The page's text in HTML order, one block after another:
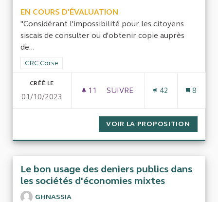
EN COURS D'ÉVALUATION
"Considérant l'impossibilité pour les citoyens
siscais de consulter ou d'obtenir copie auprès
de...
Filtrer les résultats de la catégorie : CRC Corse
CRC Corse
CRÉÉ LE
01/10/2023
11 11 ABONNÉS
SUIVRE
42 8
VOIR LA PROPOSITION
Le bon usage des deniers publics dans
les sociétés d'économies mixtes
GHNASSIA